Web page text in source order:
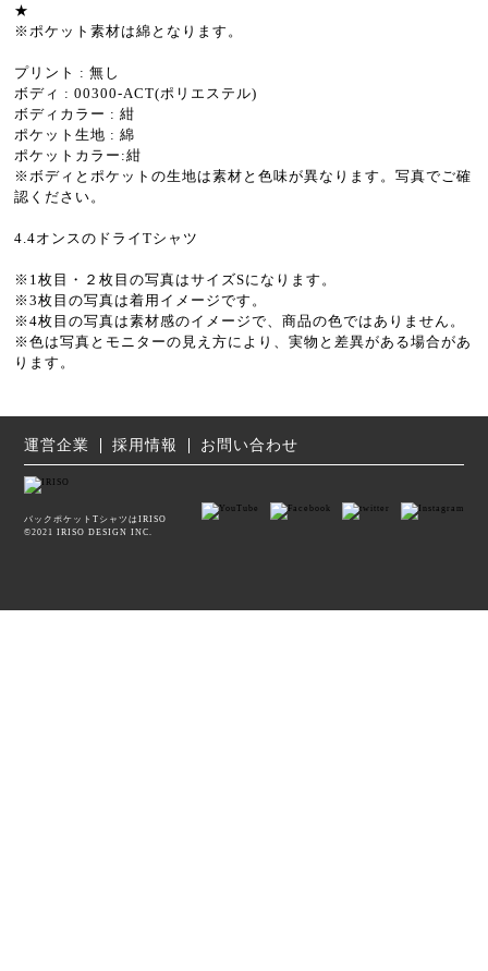
★
※ポケット素材は綿となります。
プリント : 無し
ボディ : 00300-ACT(ポリエステル)
ボディカラー : 紺
ポケット生地 : 綿
ポケットカラー:紺
※ボディとポケットの生地は素材と色味が異なります。写真でご確
認ください。
4.4オンスのドライTシャツ
※1枚目・２枚目の写真はサイズSになります。
※3枚目の写真は着用イメージです。
※4枚目の写真は素材感のイメージで、商品の色ではありません。
※色は写真とモニターの見え方により、実物と差異がある場合があ
ります。
運営企業 採用情報 お問い合わせ
バックポケットTシャツはIRISO
©2021 IRISO DESIGN INC.